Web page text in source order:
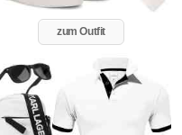
zum Outfit